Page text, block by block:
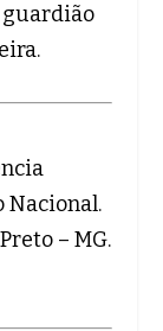
guardião
Nacional.
– MG.